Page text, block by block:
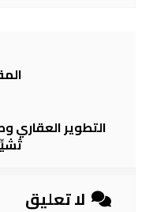
التطوير العقاري
لا تعليق